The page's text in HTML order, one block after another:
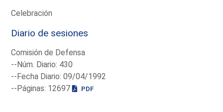
Celebración
Diario de sesiones
Comisión de Defensa
--Núm. Diario: 430
--Fecha Diario: 09/04/1992
--Páginas: 12697
PDF